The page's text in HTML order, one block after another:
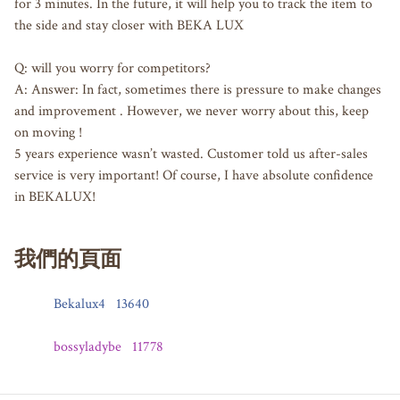
for 3 minutes. In the future, it will help you to track the item to
the side and stay closer with BEKA LUX
Q: will you worry for competitors?
A: Answer: In fact, sometimes there is pressure to make changes
and improvement . However, we never worry about this, keep
on moving !
5 years experience wasn’t wasted. Customer told us after-sales
service is very important! Of course, I have absolute confidence
in BEKALUX!
我們的頁面
Bekalux4 13640
bossyladybe 11778